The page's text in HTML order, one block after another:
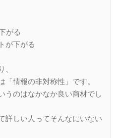
がる
が下がる
、
情報の非対称性」です。
うのはなかなか良い商材でし
詳しい人ってそんなにいない